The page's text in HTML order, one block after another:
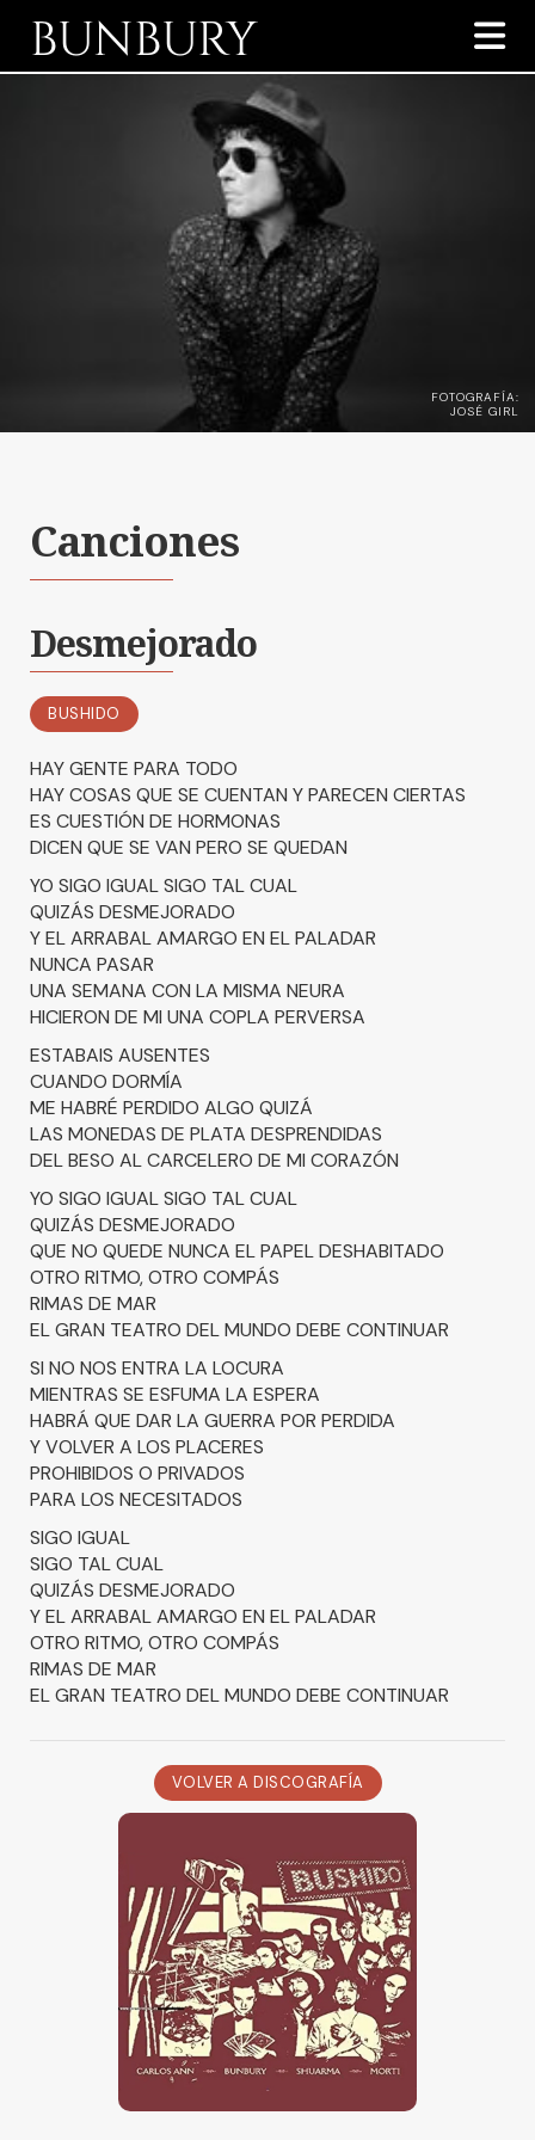
BUNBURY 
FOTOGRAFÍA:
JOSÉ GIRL
Canciones
Desmejorado
BUSHIDO
HAY GENTE PARA TODO
HAY COSAS QUE SE CUENTAN Y PARECEN CIERTAS
ES CUESTIÓN DE HORMONAS
DICEN QUE SE VAN PERO SE QUEDAN
YO SIGO IGUAL SIGO TAL CUAL
QUIZÁS DESMEJORADO
Y EL ARRABAL AMARGO EN EL PALADAR
NUNCA PASAR
UNA SEMANA CON LA MISMA NEURA
HICIERON DE MI UNA COPLA PERVERSA
ESTABAIS AUSENTES
CUANDO DORMÍA
ME HABRÉ PERDIDO ALGO QUIZÁ
LAS MONEDAS DE PLATA DESPRENDIDAS
DEL BESO AL CARCELERO DE MI CORAZÓN
YO SIGO IGUAL SIGO TAL CUAL
QUIZÁS DESMEJORADO
QUE NO QUEDE NUNCA EL PAPEL DESHABITADO
OTRO RITMO, OTRO COMPÁS
RIMAS DE MAR
EL GRAN TEATRO DEL MUNDO DEBE CONTINUAR
SI NO NOS ENTRA LA LOCURA
MIENTRAS SE ESFUMA LA ESPERA
HABRÁ QUE DAR LA GUERRA POR PERDIDA
Y VOLVER A LOS PLACERES
PROHIBIDOS O PRIVADOS
PARA LOS NECESITADOS
SIGO IGUAL
SIGO TAL CUAL
QUIZÁS DESMEJORADO
Y EL ARRABAL AMARGO EN EL PALADAR
OTRO RITMO, OTRO COMPÁS
RIMAS DE MAR
EL GRAN TEATRO DEL MUNDO DEBE CONTINUAR
VOLVER A DISCOGRAFÍA